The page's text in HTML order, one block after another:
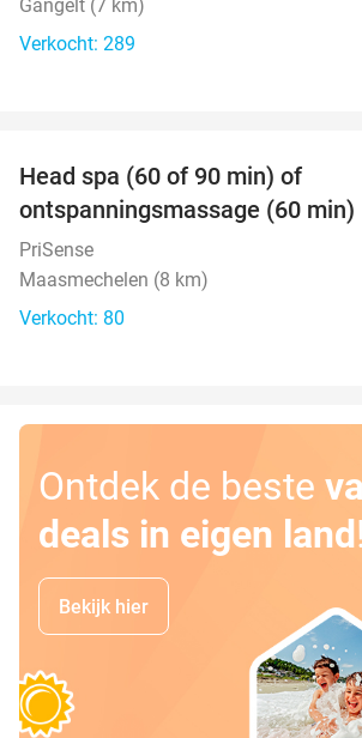
Gangelt (7 km)
Verkocht: 289
Head spa (60 of 90 min) of
ontspanningsmassage (60 min)
PriSense
Maasmechelen (8 km)
Verkocht: 80
Ontdek de beste
deals in eigen land!
Bekijk hier